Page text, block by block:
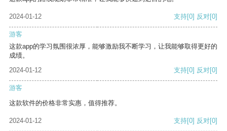
2024-01-12 支持[0] 反对[0]
游客
这款app的学习氛围很浓厚，能够激励我不断学习，让我能够取得更好的
成绩。
2024-01-12
支持[0] 反对[0]
游客
这款软件的价格非常实惠，值得推荐。
2024-01-12 支持[0] 反对[0]